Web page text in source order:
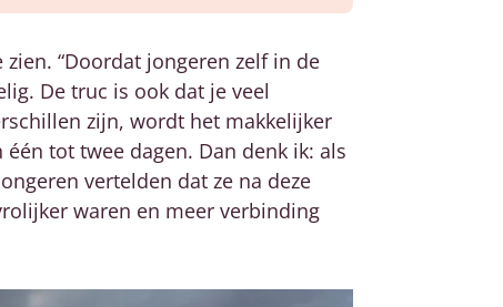
“Doordat jongeren zelf in de
De truc is ook dat je veel
zijn, wordt het makkelijker
tot twee dagen. Dan denk ik: als
vertelden dat ze na deze
waren en meer verbinding